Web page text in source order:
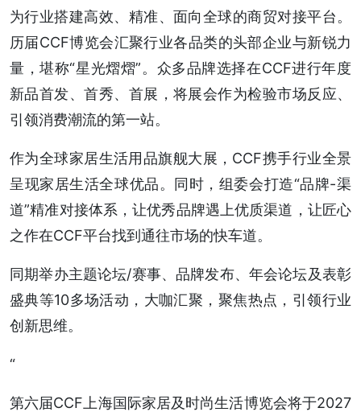
为行业搭建高效、精准、面向全球的商贸对接平台。
历届CCF博览会汇聚行业各品类的头部企业与新锐力
量，堪称“星光熠熠”。众多品牌选择在CCF进行年度
新品首发、首秀、首展，将展会作为检验市场反应、
引领消费潮流的第一站。
作为全球家居生活用品旗舰大展，CCF携手行业全景
呈现家居生活全球优品。同时，组委会打造“品牌-渠
道”精准对接体系，让优秀品牌遇上优质渠道，让匠心
之作在CCF平台找到通往市场的快车道。
同期举办主题论坛/赛事、品牌发布、年会论坛及表彰
盛典等10多场活动，大咖汇聚，聚焦热点，引领行业
创新思维。
“
第六届CCF上海国际家居及时尚生活博览会将于2027